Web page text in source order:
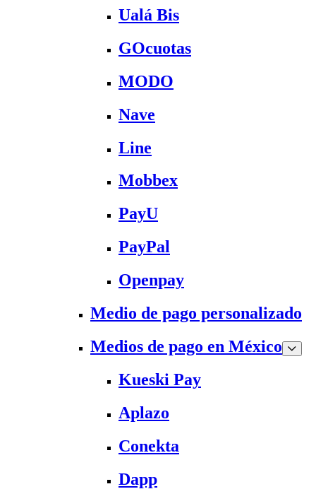
Ualá Bis
GOcuotas
MODO
Nave
Line
Mobbex
PayU
PayPal
Openpay
Medio de pago personalizado
Medios de pago en México
Kueski Pay
Aplazo
Conekta
Dapp